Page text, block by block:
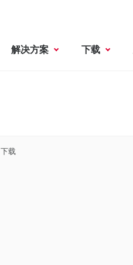
解决方案 下载
下载